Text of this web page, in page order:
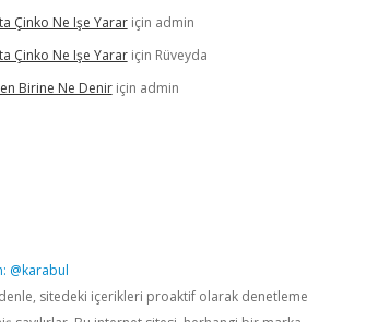
Çinko Ne Işe Yarariçin admin
Çinko Ne Işe Yarariçin Rüveyda
Birine Ne Deniriçin admin
@karabul
sitedeki içerikleri proaktif olarak denetleme